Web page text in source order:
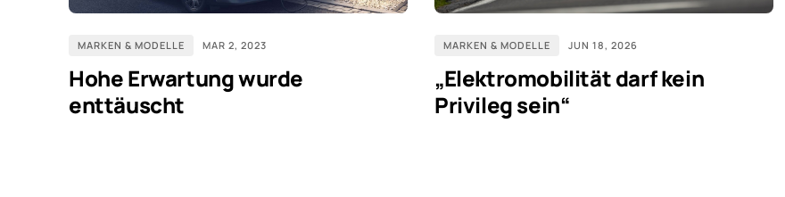
MARKEN & MODELLE MAR 2, 2023
Hohe Erwartung wurde
enttäuscht
MARKEN & MODELLE JUN 18, 2026
„Elektromobilität darf kein
Privileg sein“